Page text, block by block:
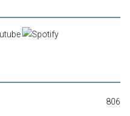
806